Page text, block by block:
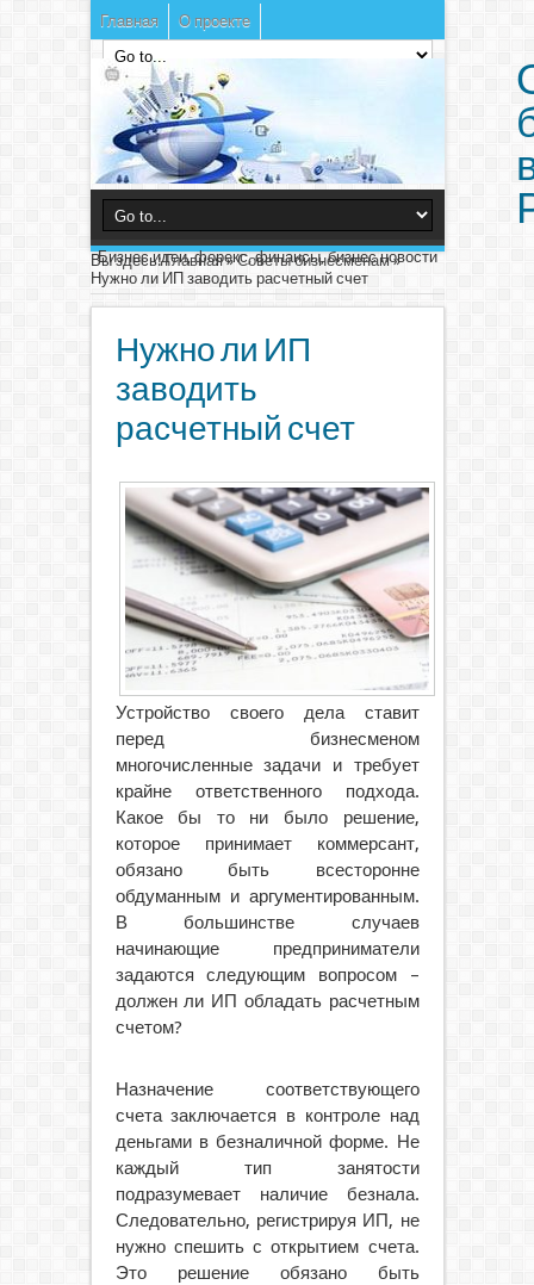
Главная О проекте
Бизнес идеи, форекс, финансы, бизнес новости
Вы здесь:Главная»Советы бизнесменам»
Нужно ли ИП заводить расчетный счет
Нужно ли ИП
заводить
расчетный счет
Устройство своего дела ставит
перед бизнесменом
многочисленные задачи и требует
крайне ответственного подхода.
Какое бы то ни было решение,
которое принимает коммерсант,
обязано быть всесторонне
обдуманным и аргументированным.
В большинстве случаев
начинающие предприниматели
задаются следующим вопросом –
должен ли ИП обладать расчетным
счетом?
Назначение соответствующего
счета заключается в контроле над
деньгами в безналичной форме. Не
каждый тип занятости
подразумевает наличие безнала.
Следовательно, регистрируя ИП, не
нужно спешить с открытием счета.
Это решение обязано быть